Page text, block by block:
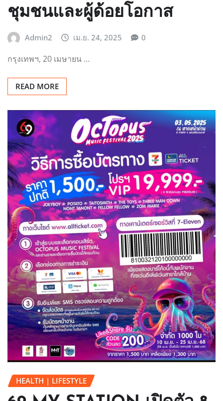
ชุมชนและผู้ด้อยโอกาส
Admin2 เม.ย. 24, 2025 0
กรุงเทพฯ, 20 เมษายน …
READ MORE
HEALTH | LIFESTYLE